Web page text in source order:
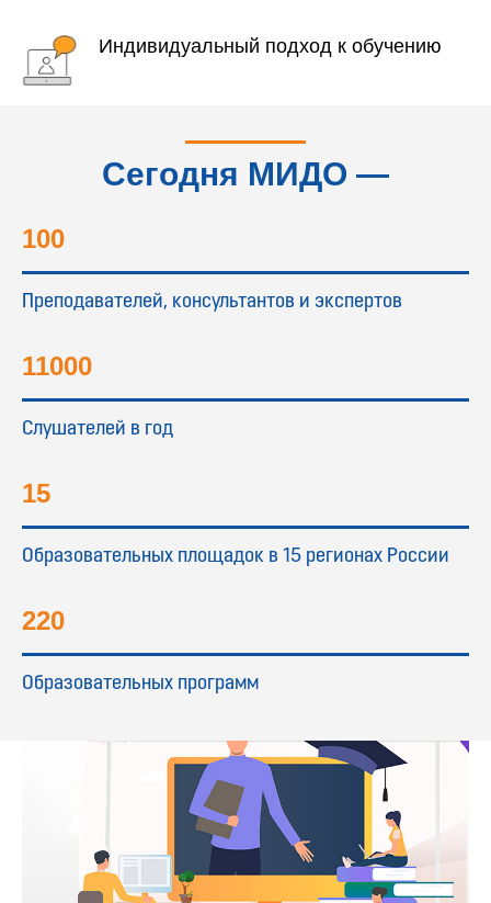
Индивидуальный подход к обучению
Сегодня МИДО —
100
Преподавателей, консультантов и экспертов
11000
Слушателей в год
15
Образовательных площадок в 15 регионах России
220
Образовательных программ